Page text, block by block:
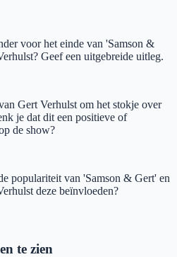
voor het einde van 'Samson &
Geef een uitgebreide uitleg.
Gert Verhulst om het stokje over
je dat dit een positieve of
de show?
populariteit van 'Samson & Gert' en
deze beïnvloeden?
te zien